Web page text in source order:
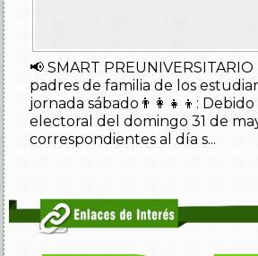
INFORMA A los
estudiantes de la
Debido a la jornada
de mayo 🗳️, las clases